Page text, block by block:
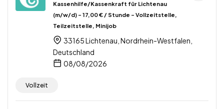
Kassenhilfe/Kassenkraft für Lichtenau
(m/w/d) – 17,00 € / Stunde – Vollzeitstelle,
Teilzeitstelle, Minijob
33165 Lichtenau, Nordrhein-Westfalen,
Deutschland
08/08/2026
Vollzeit